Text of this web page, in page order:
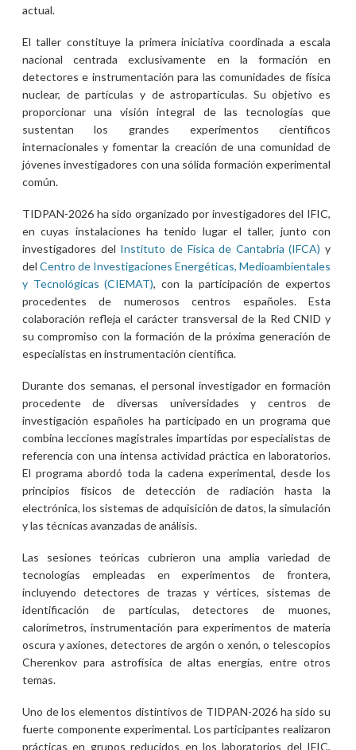
actual.
El taller constituye la primera iniciativa coordinada a escala
nacional centrada exclusivamente en la formación en
detectores e instrumentación para las comunidades de física
nuclear, de partículas y de astropartículas. Su objetivo es
proporcionar una visión integral de las tecnologías que
sustentan los grandes experimentos científicos
internacionales y fomentar la creación de una comunidad de
jóvenes investigadores con una sólida formación experimental
común.
TIDPAN-2026 ha sido organizado por investigadores del IFIC,
en cuyas instalaciones ha tenido lugar el taller, junto con
investigadores del Instituto de Física de Cantabria (IFCA)y
del Centro de Investigaciones Energéticas, Medioambientales
y Tecnológicas (CIEMAT), con la participación de expertos
procedentes de numerosos centros españoles. Esta
colaboración refleja el carácter transversal de la Red CNID y
su compromiso con la formación de la próxima generación de
especialistas en instrumentación científica.
Durante dos semanas, el personal investigador en formación
procedente de diversas universidades y centros de
investigación españoles ha participado en un programa que
combina lecciones magistrales impartidas por especialistas de
referencia con una intensa actividad práctica en laboratorios.
El programa abordó toda la cadena experimental, desde los
principios físicos de detección de radiación hasta la
electrónica, los sistemas de adquisición de datos, la simulación
y las técnicas avanzadas de análisis.
Las sesiones teóricas cubrieron una amplia variedad de
tecnologías empleadas en experimentos de frontera,
incluyendo detectores de trazas y vértices, sistemas de
identificación de partículas, detectores de muones,
calorímetros, instrumentación para experimentos de materia
oscura y axiones, detectores de argón o xenón, o telescopios
Cherenkov para astrofísica de altas energías, entre otros
temas.
Uno de los elementos distintivos de TIDPAN-2026 ha sido su
fuerte componente experimental. Los participantes realizaron
prácticas en grupos reducidos en los laboratorios del IFIC,